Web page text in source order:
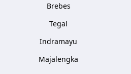
Brebes
Tegal
Indramayu
Majalengka